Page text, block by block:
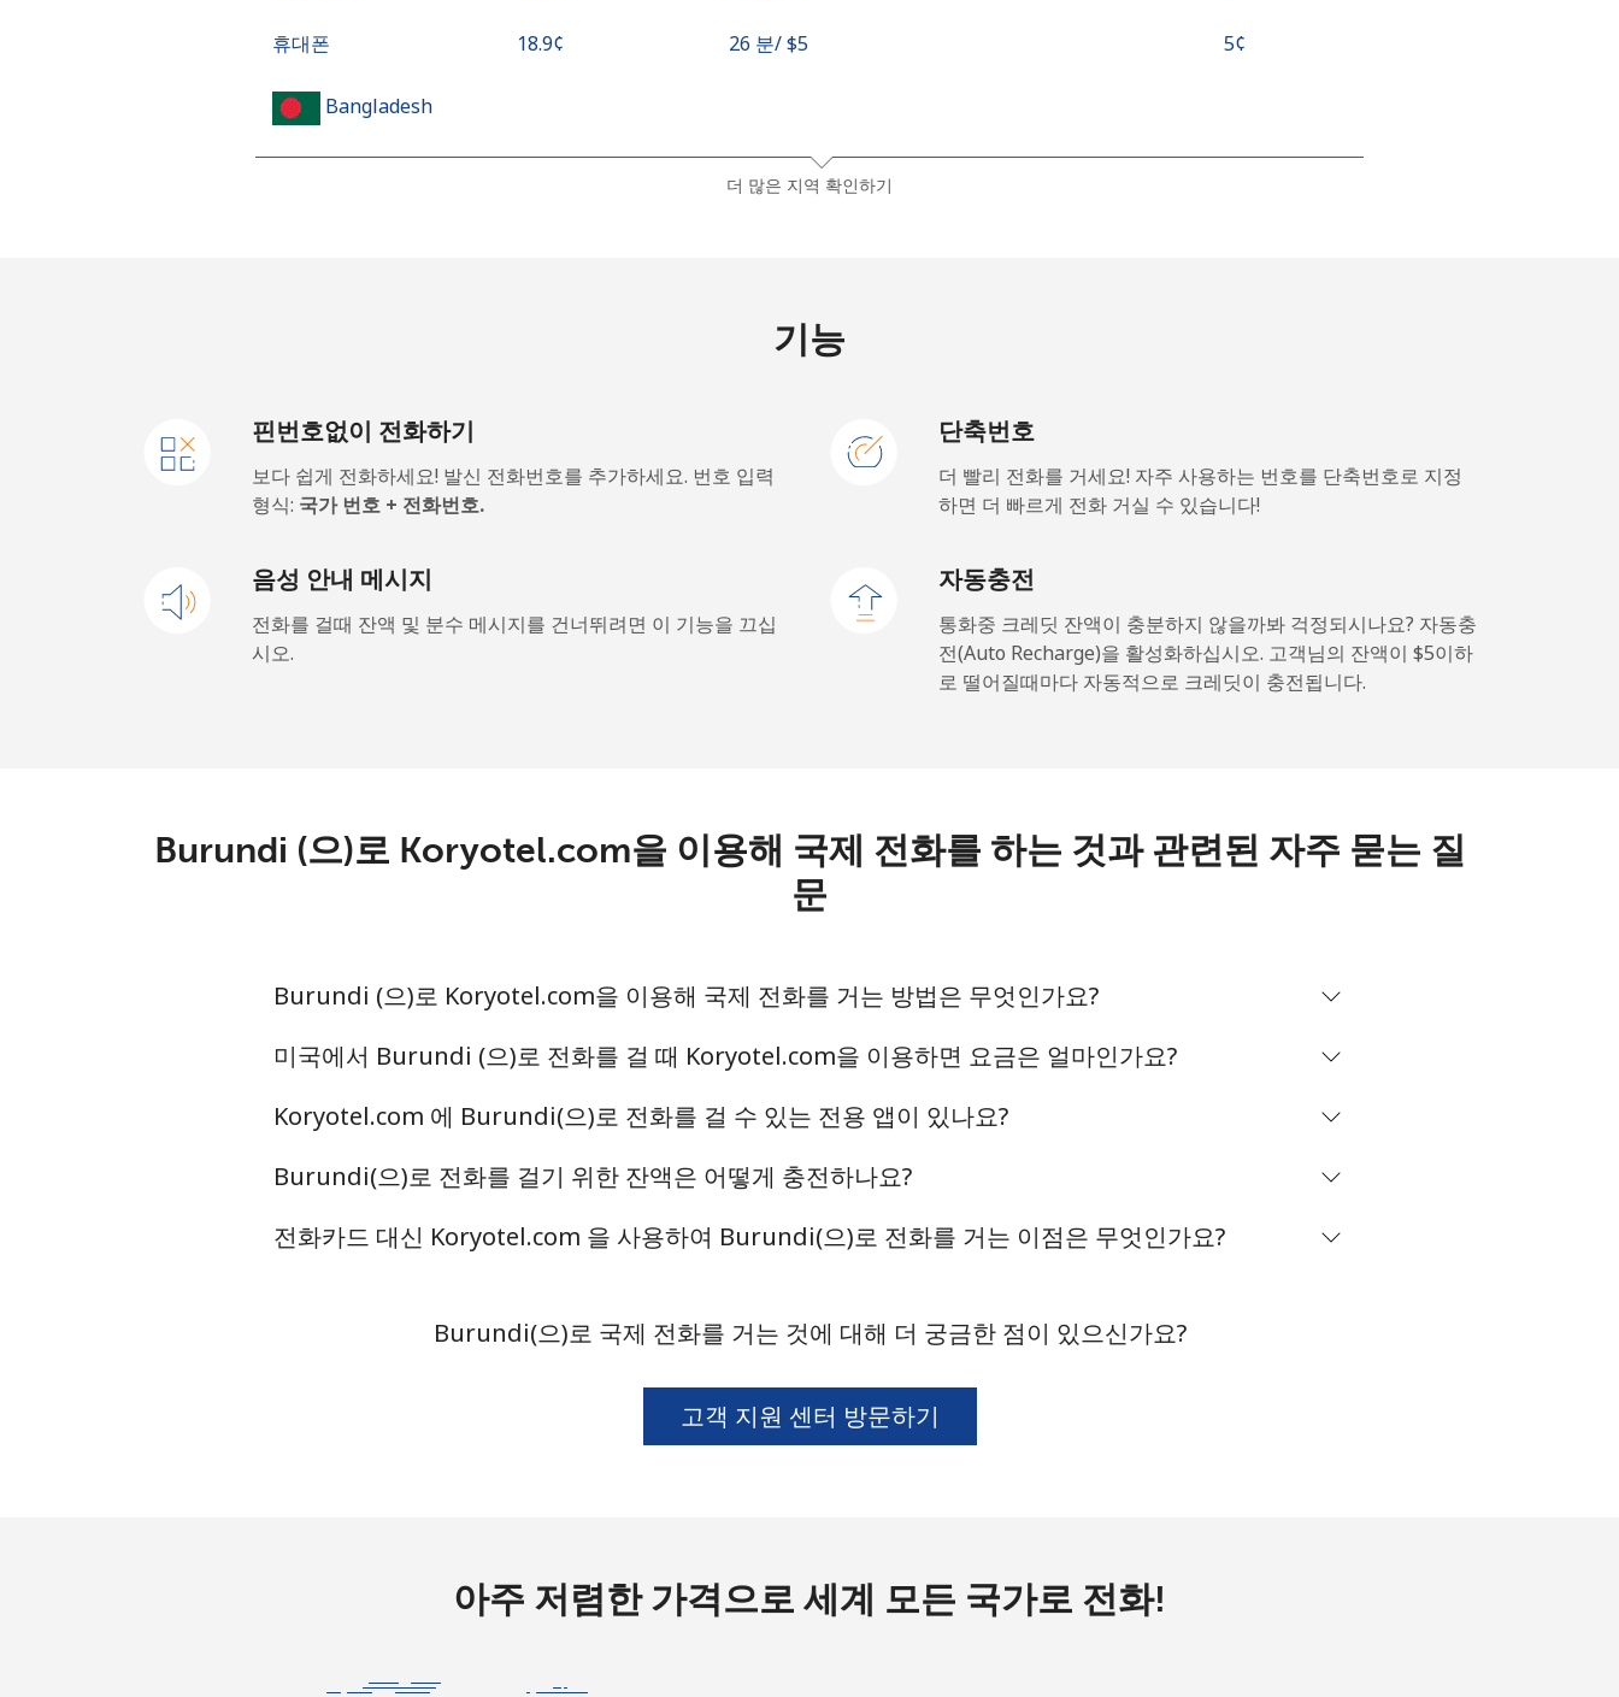
휴대폰 ⁦18.9¢⁩ 26 분/ ⁦$5⁩ ⁦5¢⁩
Bangladesh
142 분/ ⁦$5⁩
17 분/ ⁦$5⁩
휴대폰
Belarus
휴대폰 ⁦50.9¢⁩ 9 분/ ⁦$5⁩ -
휴대폰 ⁦31.5¢⁩ 15 분/ ⁦$5⁩
Benin
유선 전화 ⁦54.9¢⁩ 9 분/ ⁦$5⁩
⁦3.5¢⁩ 142 분/ ⁦$5⁩
142 분/ ⁦$5⁩
⁦9.5¢⁩ 52 분/ ⁦$5⁩
더 많은 지역 확인하기
기능
핀번호없이 전화하기
보다 쉽게 전화하세요! 발신 전화번호를 추가하세요. 번호 입력
형식: 국가 번호 + 전화번호.
단축번호
더 빨리 전화를 거세요! 자주 사용하는 번호를 단축번호로 지정
하면 더 빠르게 전화 거실 수 있습니다!
음성 안내 메시지
전화를 걸때 잔액 및 분수 메시지를 건너뛰려면 이 기능을 끄십
시오.
자동충전
통화중 크레딧 잔액이 충분하지 않을까봐 걱정되시나요? 자동충
전(Auto Recharge)을 활성화하십시오. 고객님의 잔액이 ⁦$5⁩이하
로 떨어질때마다 자동적으로 크레딧이 충전됩니다.
Burundi (으)로 Koryotel.com을 이용해 국제 전화를 하는 것과 관련된 자주 묻는 질
문
Burundi (으)로 Koryotel.com을 이용해 국제 전화를 거는 방법은 무엇인가요?
미국에서 Burundi (으)로 전화를 걸 때 Koryotel.com을 이용하면 요금은 얼마인가요?
Koryotel.com 에 Burundi(으)로 전화를 걸 수 있는 전용 앱이 있나요?
Burundi(으)로 전화를 걸기 위한 잔액은 어떻게 충전하나요?
전화카드 대신 Koryotel.com 을 사용하여 Burundi(으)로 전화를 거는 이점은 무엇인가요?
Burundi(으)로 국제 전화를 거는 것에 대해 더 궁금한 점이 있으신가요?
고객 지원 센터 방문하기
아주 저렴한 가격으로 세계 모든 국가로 전화!